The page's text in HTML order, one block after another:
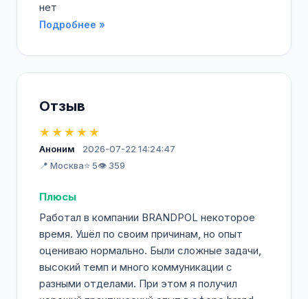
нет
Подробнее »
Отзыв
★★★★★
Аноним
2026-07-22 14:24:47
📍 Москва⭐ 5👁️ 359
Плюсы
Работал в компании BRANDPOL некоторое
время. Ушёл по своим причинам, но опыт
оцениваю нормально. Были сложные задачи,
высокий темп и много коммуникации с
разными отделами. При этом я получил